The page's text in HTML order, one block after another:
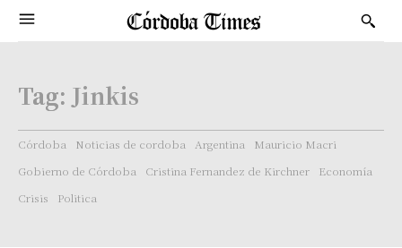
Tag: Jinkis
Córdoba Noticias de cordoba Argentina
Mauricio Macri
Gobierno de Córdoba
Cristina Fernandez de Kirchner
Economía
Crisis
Politica